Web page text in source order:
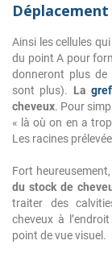
Ainsi les cellules
du point A pour
donneront plus de
sont plus). La
cheveux. Pour
« là où on en a
Les racines
Fort
du stock de
traiter des
cheveux à
point de vue visuel.